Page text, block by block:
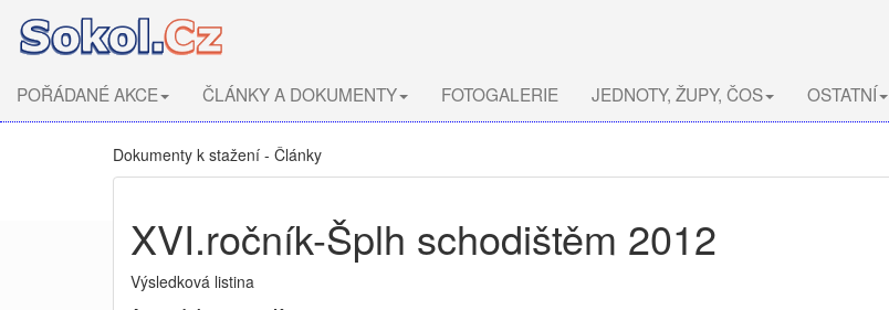
POŘÁDANÉ AKCE ČLÁNKY A DOKUMENTY FOTOGALERIE JEDNOTY, ŽUPY, ČOS OSTATNÍ
Dokumenty k stažení - Články
XVI.ročník-Šplh schodištěm 2012
Výsledková listina